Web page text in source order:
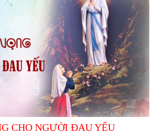
CHO NGƯỜI ĐAU YẾU